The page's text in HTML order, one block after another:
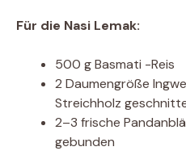
Für die Nasi Lemak:
500 g Basmati -Reis
2 Daumengröße
Streichholz
2–3 frische
gebunden